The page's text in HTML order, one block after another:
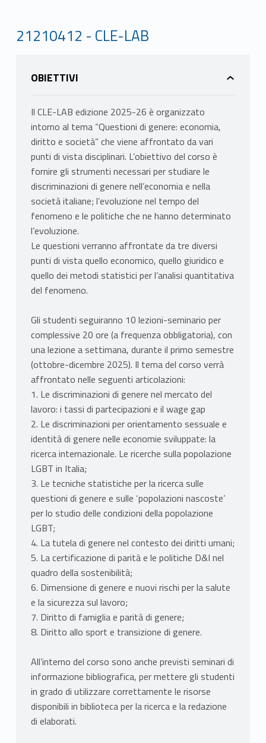
21210412 - CLE-LAB
OBIETTIVI
Il CLE-LAB edizione 2025-26 è organizzato
intorno al tema “Questioni di genere: economia,
diritto e società” che viene affrontato da vari
punti di vista disciplinari. L’obiettivo del corso è
fornire gli strumenti necessari per studiare le
discriminazioni di genere nell’economia e nella
società italiane; l’evoluzione nel tempo del
fenomeno e le politiche che ne hanno determinato
l’evoluzione.
Le questioni verranno affrontate da tre diversi
punti di vista quello economico, quello giuridico e
quello dei metodi statistici per l’analisi quantitativa
del fenomeno.
Gli studenti seguiranno 10 lezioni-seminario per
complessive 20 ore (a frequenza obbligatoria), con
una lezione a settimana, durante il primo semestre
(ottobre-dicembre 2025). Il tema del corso verrà
affrontato nelle seguenti articolazioni:
1. Le discriminazioni di genere nel mercato del
lavoro: i tassi di partecipazioni e il wage gap
2. Le discriminazioni per orientamento sessuale e
identità di genere nelle economie sviluppate: la
ricerca internazionale. Le ricerche sulla popolazione
LGBT in Italia;
3. Le tecniche statistiche per la ricerca sulle
questioni di genere e sulle ‘popolazioni nascoste’
per lo studio delle condizioni della popolazione
LGBT;
4. La tutela di genere nel contesto dei diritti umani;
5. La certificazione di parità e le politiche D&I nel
quadro della sostenibilità;
6. Dimensione di genere e nuovi rischi per la salute
e la sicurezza sul lavoro;
7. Diritto di famiglia e parità di genere;
8. Diritto allo sport e transizione di genere.
All’interno del corso sono anche previsti seminari di
informazione bibliografica, per mettere gli studenti
in grado di utilizzare correttamente le risorse
disponibili in biblioteca per la ricerca e la redazione
di elaborati.